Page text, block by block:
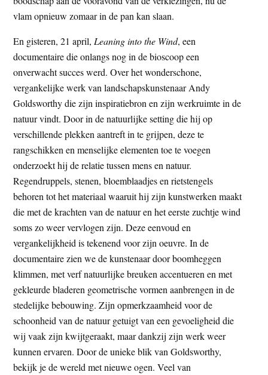
vlam opnieuw zomaar in de pan kan slaan.
En gisteren, 21 april, Leaning into the Wind, een
documentaire die onlangs nog in de bioscoop een
onverwacht succes werd. Over het wonderschone,
vergankelijke werk van landschapskunstenaar Andy
Goldsworthy die zijn inspiratiebron en zijn werkruimte in de
natuur vindt. Door in de natuurlijke setting die hij op
verschillende plekken aantreft in te grijpen, deze te
rangschikken en menselijke elementen toe te voegen
onderzoekt hij de relatie tussen mens en natuur.
Regendruppels, stenen, bloemblaadjes en rietstengels
behoren tot het materiaal waaruit hij zijn kunstwerken maakt
die met de krachten van de natuur en het eerste zuchtje wind
soms zo weer vervlogen zijn. Deze eenvoud en
vergankelijkheid is tekenend voor zijn oeuvre. In de
documentaire zien we de kunstenaar door boomheggen
klimmen, met verf natuurlijke breuken accentueren en met
gekleurde bladeren geometrische vormen aanbrengen in de
stedelijke bebouwing. Zijn opmerkzaamheid voor de
schoonheid van de natuur getuigt van een gevoeligheid die
wij vaak zijn kwijtgeraakt, maar dankzij zijn werk weer
kunnen ervaren. Door de unieke blik van Goldsworthy,
bekijk je de wereld met nieuwe ogen. Veel van